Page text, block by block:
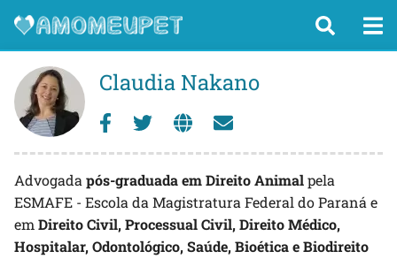
Claudia Nakano
Advogada pós-graduada em Direito Animalpela
ESMAFE - Escola da Magistratura Federal do Paraná e
em Direito Civil, Processual Civil, Direito Médico,
Hospitalar, Odontológico, Saúde, Bioética e Biodireito